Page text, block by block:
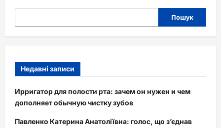
Пошук
Недавні записи
Ирригатор для полости рта: зачем он нужен и чем
дополняет обычную чистку зубов
Павленко Катерина Анатоліївна: голос, що з’єднав